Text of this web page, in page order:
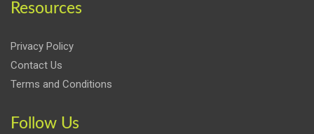
Resources
Privacy Policy
Contact Us
Terms and Conditions
Follow Us